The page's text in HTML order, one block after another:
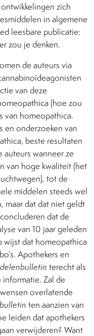
zich
in algemene
leesbare publicatie:
zou je denken.
de auteurs via
van deze
(hoe zou
van homeopathica.
en onderzoeken van
beste resultaten
auteurs wanneer ze
van hoge kwaliteit (het
tot de
middelen steeds wel
maar dat dat niet geldt
dat de
van 10 jaar geleden
wijst dat homeopathica
Apothekers en
terecht als
Zal de
overlatende
ten aanzien van
leiden dat apothekers
verwijderen? Want